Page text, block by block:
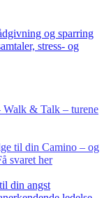
og sparring
stress- og
& Talk – turene
til din Camino – og
svaret her
din angst